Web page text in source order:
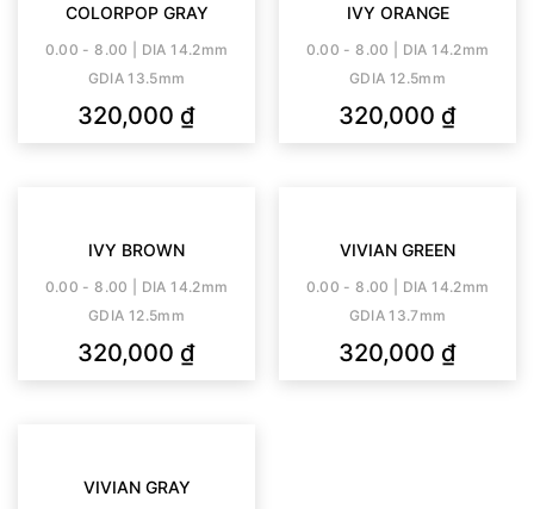
COLORPOP GRAY
0.00 - 8.00 | DIA 14.2mm
GDIA 13.5mm
320,000 ₫
IVY ORANGE
0.00 - 8.00 | DIA 14.2mm
GDIA 12.5mm
320,000 ₫
IVY BROWN
0.00 - 8.00 | DIA 14.2mm
GDIA 12.5mm
320,000 ₫
VIVIAN GREEN
0.00 - 8.00 | DIA 14.2mm
GDIA 13.7mm
320,000 ₫
VIVIAN GRAY